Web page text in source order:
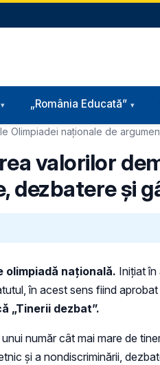
„România Educată”
naționale de
valorilor
și
olimpiadă națională. Iniţiat
în acest sens fiind aprobat
„Tinerii dezbat”.
număr cât mai mare de
și a nondiscriminării,